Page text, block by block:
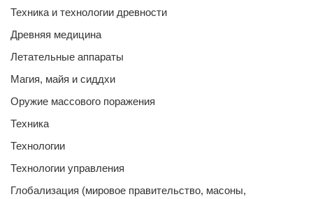
Техника и технологии древности
Древняя медицина
Летательные аппараты
Магия, майя и сиддхи
Оружие массового поражения
Техника
Технологии
Технологии управления
Глобализация (мировое правительство, масоны,